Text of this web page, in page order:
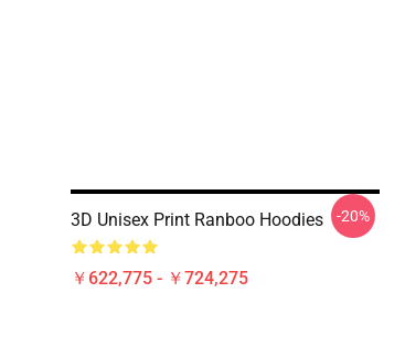
3D Unisex Print Ranboo Hoodies
￥622,775 - ￥724,275
-20%